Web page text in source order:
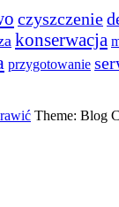
czyszczenie
konserwacja
przygotowanie
Theme: Blog